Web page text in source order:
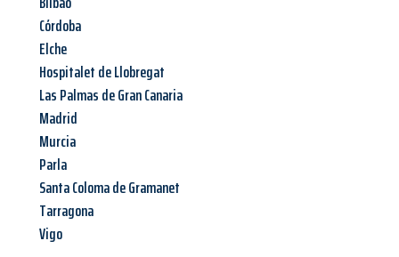
Córdoba
Elche
Hospitalet de Llobregat
Las Palmas de Gran Canaria
Madrid
Murcia
Parla
Santa Coloma de Gramanet
Tarragona
Vigo